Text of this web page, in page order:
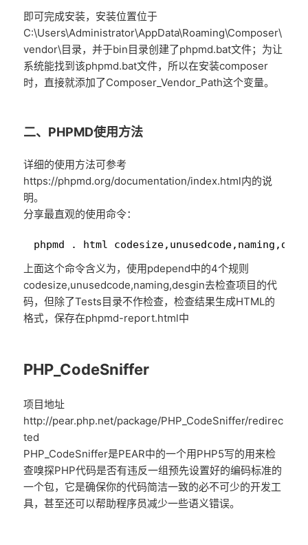
即可完成安装，安装位置位于
C:\Users\Administrator\AppData\Roaming\Composer\
vendor\目录，并于bin目录创建了phpmd.bat文件；为让
系统能找到该phpmd.bat文件，所以在安装composer
时，直接就添加了Composer_Vendor_Path这个变量。
二、PHPMD使用方法
详细的使用方法可参考
https://phpmd.org/documentation/index.html内的说
明。
分享最直观的使用命令：
1
phpmd . html
上面这个命令含义为，使用pdepend中的4个规则
codesize,unusedcode,naming,desgin去检查项目的代
码，但除了Tests目录不作检查，检查结果生成HTML的
格式，保存在phpmd-report.html中
PHP_CodeSniffer
项目地址
http://pear.php.net/package/PHP_CodeSniffer/redirec
ted
PHP_CodeSniffer是PEAR中的一个用PHP5写的用来检
查嗅探PHP代码是否有违反一组预先设置好的编码标准的
一个包，它是确保你的代码简洁一致的必不可少的开发工
具，甚至还可以帮助程序员减少一些语义错误。